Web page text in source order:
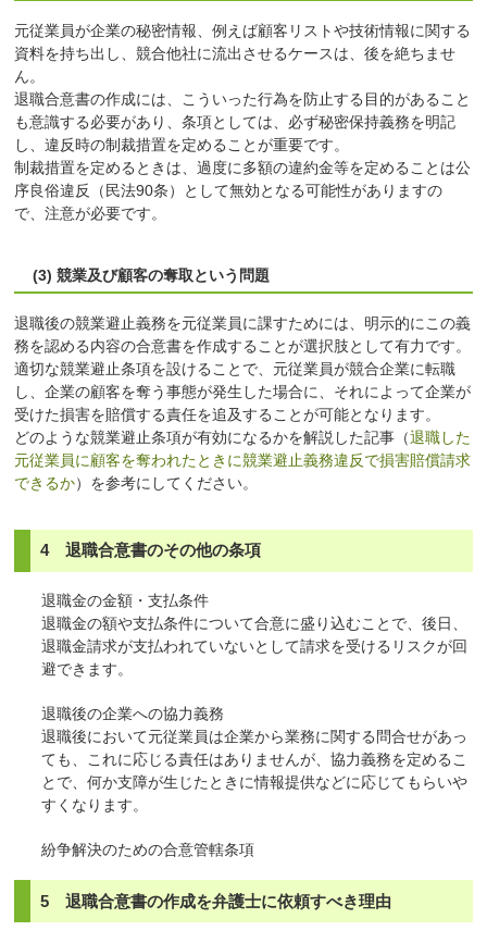
元従業員が企業の秘密情報、例えば顧客リストや技術情報に関する
資料を持ち出し、競合他社に流出させるケースは、後を絶ちませ
ん。
退職合意書の作成には、こういった行為を防止する目的があること
も意識する必要があり、条項としては、必ず秘密保持義務を明記
し、違反時の制裁措置を定めることが重要です。
制裁措置を定めるときは、過度に多額の違約金等を定めることは公
序良俗違反（民法90条）として無効となる可能性がありますの
で、注意が必要です。
(3) 競業及び顧客の奪取という問題
退職後の競業避止義務を元従業員に課すためには、明示的にこの義
務を認める内容の合意書を作成することが選択肢として有力です。
適切な競業避止条項を設けることで、元従業員が競合企業に転職
し、企業の顧客を奪う事態が発生した場合に、それによって企業が
受けた損害を賠償する責任を追及することが可能となります。
どのような競業避止条項が有効になるかを解説した記事（退職した
元従業員に顧客を奪われたときに競業避止義務違反で損害賠償請求
できるか）を参考にしてください。
4 退職合意書のその他の条項
退職金の金額・支払条件
退職金の額や支払条件について合意に盛り込むことで、後日、
退職金請求が支払われていないとして請求を受けるリスクが回
避できます。
退職後の企業への協力義務
退職後において元従業員は企業から業務に関する問合せがあっ
ても、これに応じる責任はありませんが、協力義務を定めるこ
とで、何か支障が生じたときに情報提供などに応じてもらいや
すくなります。
紛争解決のための合意管轄条項
5 退職合意書の作成を弁護士に依頼すべき理由